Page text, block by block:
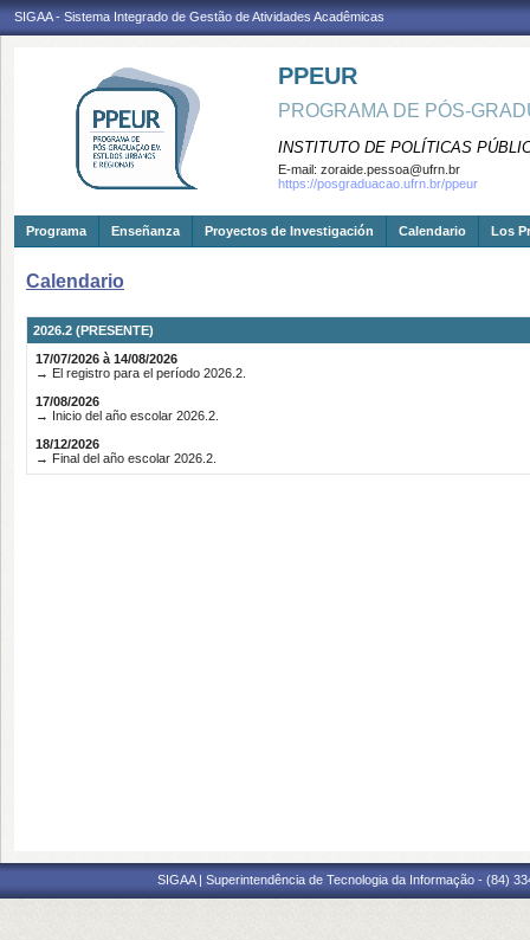
SIGAA - Sistema Integrado de Gestão de Atividades Acadêmicas
PPEUR
PROGRAMA DE PÓS-
INSTITUTO DE POLÍTICAS
E-mail: zoraide.pessoa@ufrn.br
https://posgraduacao.ufrn.br/ppeur
Programa Enseñanza Proyectos de Investigación Calendario Los
Calendario
2026.2 (PRESENTE)
17/07/2026 à 14/08/2026
→ El registro para el período 2026.2.
17/08/2026
→ Inicio del año escolar 2026.2.
18/12/2026
→ Final del año escolar 2026.2.
SIGAA | Superintendência de Tecnologia da Informação - (84)